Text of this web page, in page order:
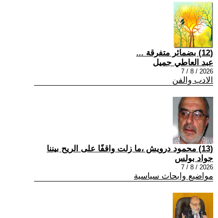
(12) بضمائر متفرقة ...
عبد العاطي جميل
2026 / 8 / 7
الادب والفن
(13) محمود درويش ،ما زلت واقفًا على الريح بيننا
جواد بولس
2026 / 8 / 7
مواضيع وابحاث سياسية